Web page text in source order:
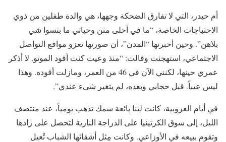
أم حيدر، التي لا تفارق الضحكة وجهها، هي والدة طفلين من ذوي
الاحتياجات الخاصة، “ما في أحلى منن وحياتي ما بتسوا شي
بلاهن”. وحين أخبرتها “المدن”، أن صورتها تغزو مواقع التواصل
الاجتماعي، استهجنت وقالت: “منذ وعيت كنت أقود الموتو. لا أذكر
عمري حينها، لكنني الآن في 46 من العمر، ومازلت أقوده. وهذا
ليس عيباً. قبل حجابي وبعده، لم يتغير شيء عندي”.
في أيام العزوبية، كانت لينا بائعة سمك تذهب يومياً، عند منتصف
الليل، إلى سوق الكرتينيا على الدراجة النارية لتحصل على زادها
وتقوم ببيعه في الأوزاعي. وكانت مِثل أشقائها الشباب تُعيل